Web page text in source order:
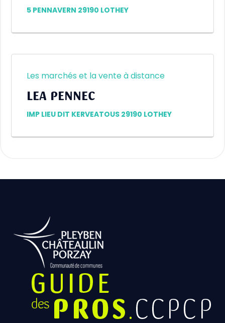
5 PENNAVERN 29190 LOTHEY
Les marchés et la vente à distance
LEA PENNEC
IMP LIEU DIT KERVEATOUS 29190 LOTHEY